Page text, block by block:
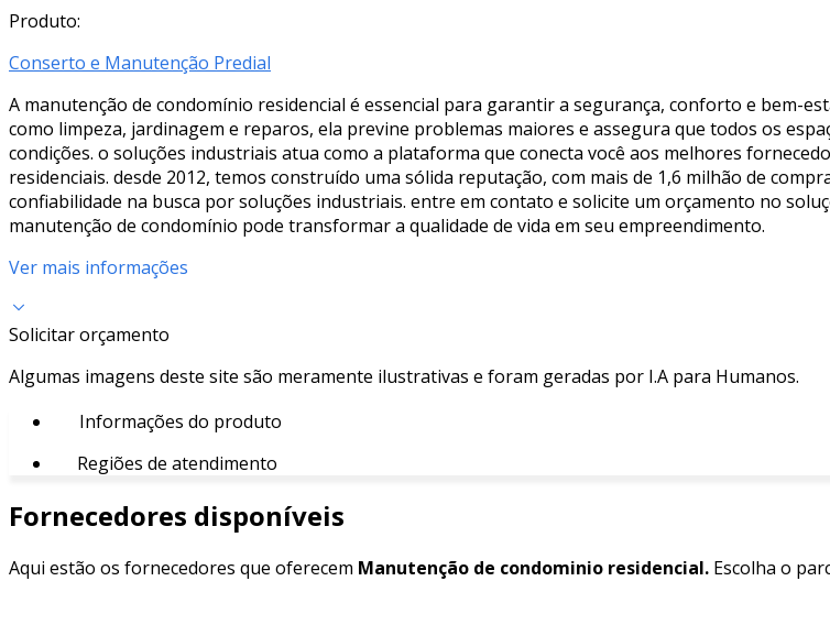
Produto:
Conserto e Manutenção Predial
A manutenção de condomínio residencial é essencial para garantir a segurança, conforto e bem-
como limpeza, jardinagem e reparos, ela previne problemas maiores e assegura que todos os
condições. o soluções industriais atua como a plataforma que conecta você aos melhores
residenciais. desde 2012, temos construído uma sólida reputação, com mais de 1,6 milhão de
confiabilidade na busca por soluções industriais. entre em contato e solicite um orçamento no
manutenção de condomínio pode transformar a qualidade de vida em seu empreendimento.
Ver mais informações
Solicitar orçamento
Algumas imagens deste site são meramente ilustrativas e foram geradas por I.A para Humanos.
Informações do produto
Regiões de atendimento
Fornecedores disponíveis
Aqui estão os fornecedores que oferecem Manutenção de condominio residencial. Escolha o